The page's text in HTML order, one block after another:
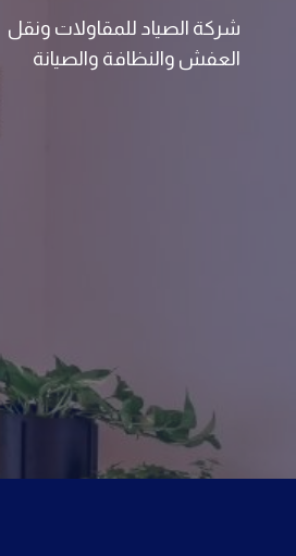
شركة الصياد للمقاولات ونقل
العفش والنظافة والصيانة